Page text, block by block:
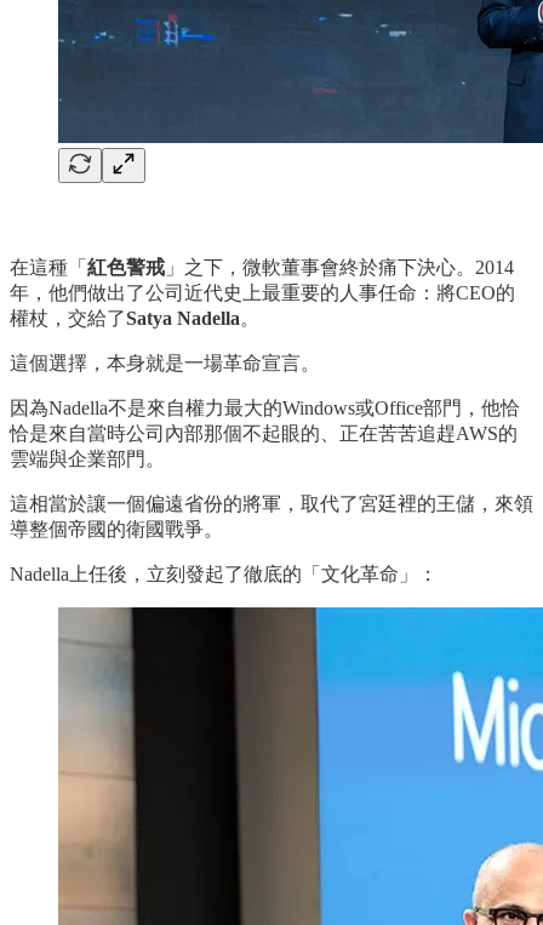
在這種「 紅色警戒 」之下，微軟董事會終於痛下決心。2014
年，他們做出了公司近代史上最重要的人事任命：將CEO的
權杖，交給了Satya Nadella。
這個選擇，本身就是一場革命宣言。
因為Nadella不是來自權力最大的Windows或Office部門，他恰
恰是來自當時公司內部那個不起眼的、正在苦苦追趕AWS的
雲端與企業部門。
這相當於讓一個偏遠省份的將軍，取代了宮廷裡的王儲，來領
導整個帝國的衛國戰爭。
Nadella上任後，立刻發起了徹底的「文化革命」：